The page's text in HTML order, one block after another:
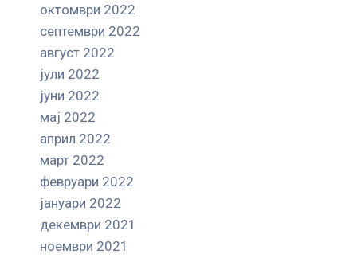
октомври 2022
септември 2022
август 2022
јули 2022
јуни 2022
мај 2022
април 2022
март 2022
февруари 2022
јануари 2022
декември 2021
ноември 2021